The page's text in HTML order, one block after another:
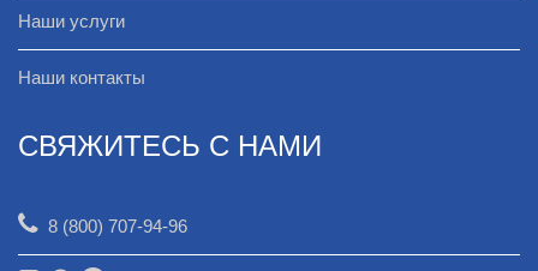
Наши услуги
Наши контакты
СВЯЖИТЕСЬ С НАМИ
8 (800) 707-94-96